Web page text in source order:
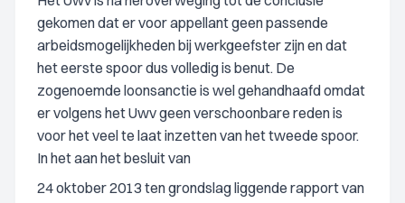
gekomen dat er voor appellant geen passende
arbeidsmogelijkheden bij werkgeefster zijn en dat
het eerste spoor dus volledig is benut. De
zogenoemde loonsanctie is wel gehandhaafd omdat
er volgens het Uwv geen verschoonbare reden is
voor het veel te laat inzetten van het tweede spoor.
In het aan het besluit van
24 oktober 2013 ten grondslag liggende rapport van